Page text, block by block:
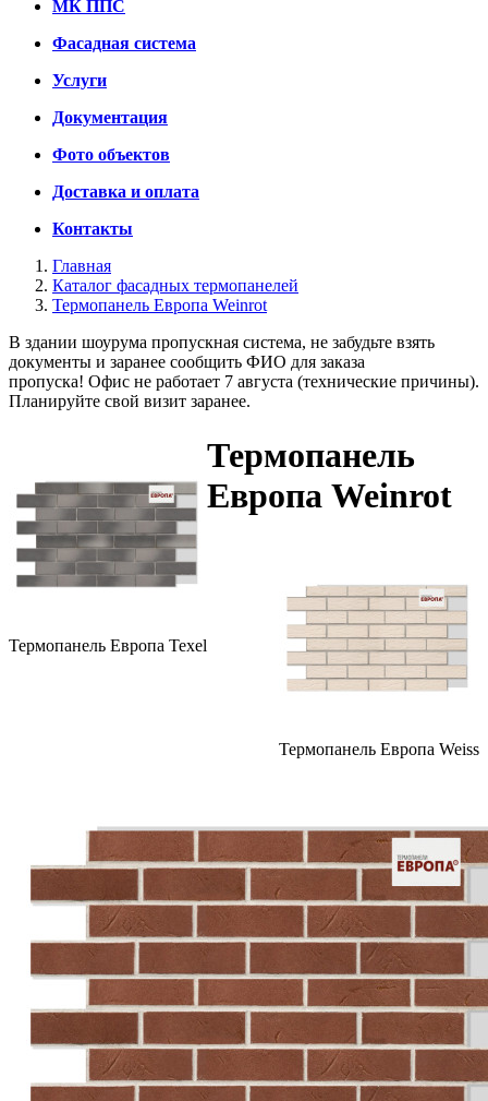
МК ППС
Фасадная система
Услуги
Документация
Фото объектов
Доставка и оплата
Контакты
Главная
Каталог фасадных термопанелей
Термопанель Европа Weinrot
В здании шоурума пропускная система, не забудьте взять
документы и заранее сообщить ФИО для заказа
пропуска! Офис не работает 7 августа (технические причины).
Планируйте свой визит заранее.
Термопанель Европа Texel
Термопанель
Европа Weinrot
Термопанель Европа Weiss